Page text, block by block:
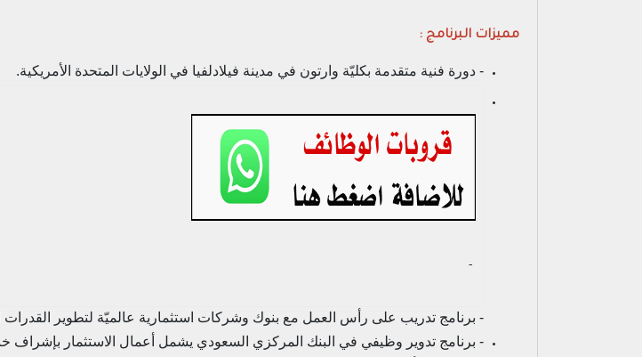
مميزات البرنامج :
- دورة فنية متقدمة بكليّة وارتون في مدينة فيلادلفيا في الولايات المتحدة الأمريكية.
- ‏
- برنامج تدريب على رأس العمل مع بنوك وشركات استثمارية عالميّة لتطوير القدرات
- برنامج تدوير وظيفي في البنك المركزي السعودي يشمل أعمال الاستثمار بإشراف